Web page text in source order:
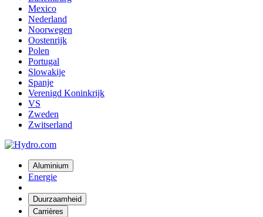
Mexico
Nederland
Noorwegen
Oostenrijk
Polen
Portugal
Slowakije
Spanje
Verenigd Koninkrijk
VS
Zweden
Zwitserland
Aluminium
Energie
Duurzaamheid
Carrières